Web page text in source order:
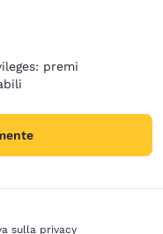
premi
sulla privacy